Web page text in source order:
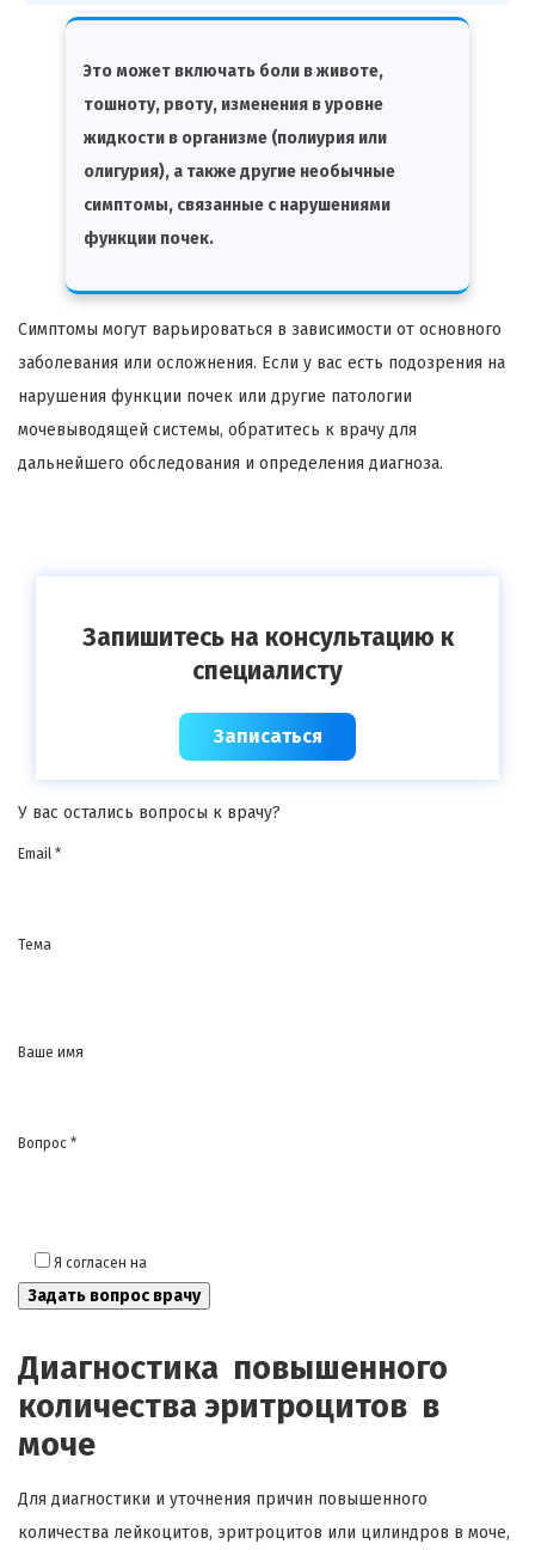
Это может включать боли в животе,
тошноту, рвоту, изменения в уровне
жидкости в организме (полиурия или
олигурия), а также другие необычные
симптомы, связанные с нарушениями
функции почек.
Симптомы могут варьироваться в зависимости от основного
заболевания или осложнения. Если у вас есть подозрения на
нарушения функции почек или другие патологии
мочевыводящей системы, обратитесь к врачу для
дальнейшего обследования и определения диагноза.
Запишитесь на консультацию к
специалисту
Записаться
У вас остались вопросы к врачу?
Email *
Тема
Ваше имя
Вопрос *
Я согласен на
Диагностика повышенного
количества эритроцитов в
моче
Для диагностики и уточнения причин повышенного
количества лейкоцитов, эритроцитов или цилиндров в моче,